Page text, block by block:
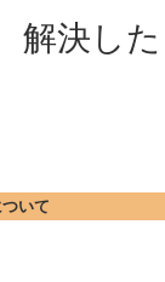
決した
いて